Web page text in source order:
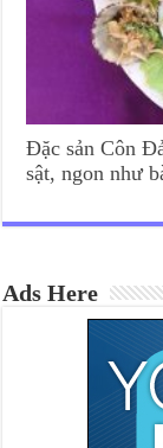
Đặc sản Côn
sật, ngon như
Ads Here